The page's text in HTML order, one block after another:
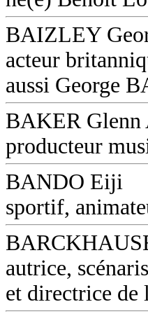
BAIZLEY
acteur
aussi George
BAKER Glenn
producteur
BANDO Eiji
sportif,
autrice,
et directrice de